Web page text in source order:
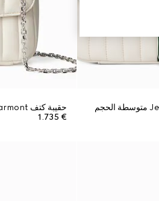
حقيبة كتف Jetset GG Marmont صغيرة
€ 1.735